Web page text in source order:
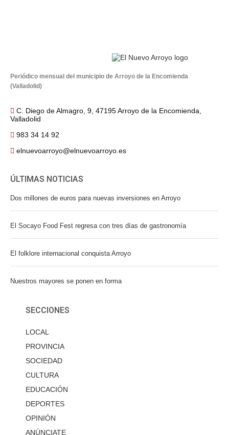
Periódico mensual del municipio de Arroyo de la Encomienda
(Valladolid)
C. Diego de Almagro, 9, 47195 Arroyo de la Encomienda,
Valladolid
983 34 14 92
elnuevoarroyo@elnuevoarroyo.es
ÚLTIMAS NOTICIAS
Dos millones de euros para nuevas inversiones en Arroyo
El Socayo Food Fest regresa con tres días de gastronomía
El folklore internacional conquista Arroyo
Nuestros mayores se ponen en forma
SECCIONES
LOCAL
PROVINCIA
SOCIEDAD
CULTURA
EDUCACIÓN
DEPORTES
OPINIÓN
ANÚNCIATE